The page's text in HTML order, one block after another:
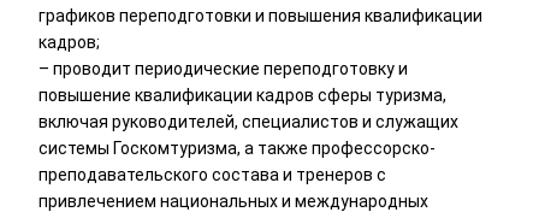
графиков переподготовки и повышения квалификации
кадров;
– проводит периодические переподготовку и
повышение квалификации кадров сферы туризма,
включая руководителей, специалистов и служащих
системы Госкомтуризма, а также профессорско-
преподавательского состава и тренеров с
привлечением национальных и международных